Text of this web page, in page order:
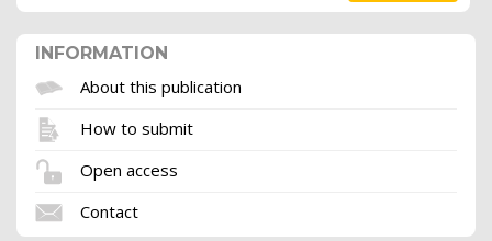
INFORMATION
About this publication
How to submit
Open access
Contact